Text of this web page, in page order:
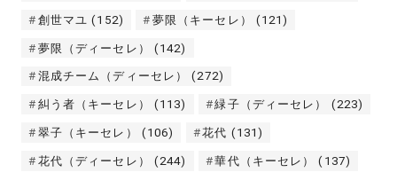
創世マユ (152) 夢限（キーセレ） (121)
夢限（ディーセレ） (142)
混成チーム（ディーセレ） (272)
糾う者（キーセレ） (113) 緑子（ディーセレ） (223)
翠子（キーセレ） (106) 花代 (131)
花代（ディーセレ） (244) 華代（キーセレ） (137)